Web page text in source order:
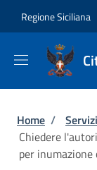
Regione Siciliana
Briciole
Home /
Chiedere
per